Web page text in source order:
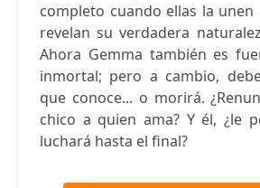
completo cuando ellas la
revelan su verdadera
Ahora Gemma también es
inmortal; pero a cambio,
que conoce... o morirá.
chico a quien ama? Y él, ¿le
luchará hasta el final?